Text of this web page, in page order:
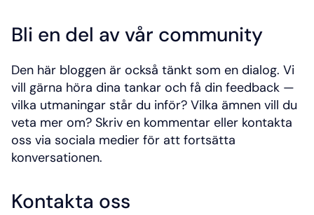
Bli en del av vår community
Den här bloggen är också tänkt som en dialog. Vi
vill gärna höra dina tankar och få din feedback —
vilka utmaningar står du inför? Vilka ämnen vill du
veta mer om? Skriv en kommentar eller kontakta
oss via sociala medier för att fortsätta
konversationen.
Kontakta oss